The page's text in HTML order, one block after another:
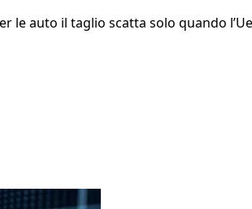
le auto il taglio scatta solo quando